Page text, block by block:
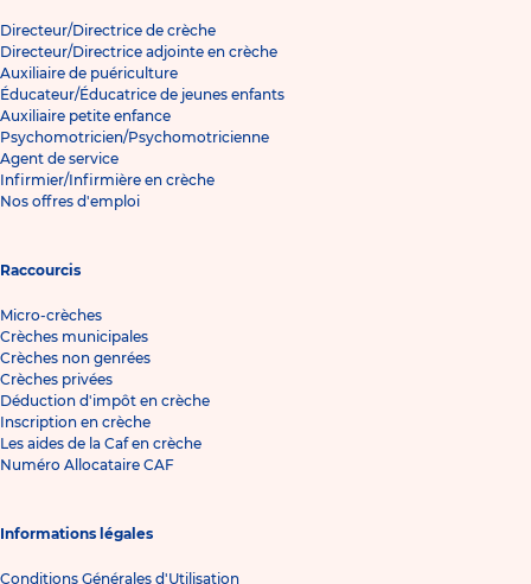
Directeur/Directrice de crèche
Directeur/Directrice adjointe en crèche
Auxiliaire de puériculture
Éducateur/Éducatrice de jeunes enfants
Auxiliaire petite enfance
Psychomotricien/Psychomotricienne
Agent de service
Infirmier/Infirmière en crèche
Nos offres d'emploi
Raccourcis
Micro-crèches
Crèches municipales
Crèches non genrées
Crèches privées
Déduction d'impôt en crèche
Inscription en crèche
Les aides de la Caf en crèche
Numéro Allocataire CAF
Informations légales
Conditions Générales d'Utilisation